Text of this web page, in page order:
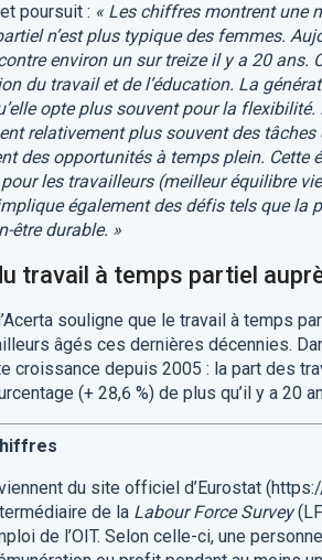
poursuit : « Les chiffres montrent une
n’est plus typique des femmes.
environ un sur treize il y a 20 ans.
du travail et de l’éducation. La
opte plus souvent pour la
relativement plus souvent des
des opportunités à temps plein.
les travailleurs (meilleur équilibre
également des défis tels que la
être durable. »
travail à temps partiel
souligne que le travail à temps
âgés ces dernières décennies.
croissance depuis 2005 : la part des
(+ 28,6 %) de plus qu’il y a 20
du site officiel d’Eurostat
de la Labour Force Survey
de l’OIT. Selon celle-ci, une